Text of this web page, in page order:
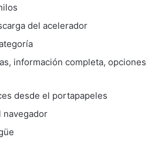
del acelerador
información completa, opciones
desde el portapapeles
navegador